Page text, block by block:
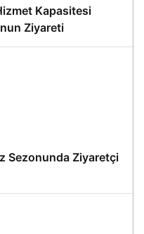
Kapasitesi
Ziyareti
Sezonunda Ziyaretçi